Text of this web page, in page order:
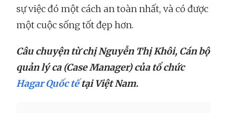
sự việc đó một cách an toàn nhất, và có được
một cuộc sống tốt đẹp hơn.
Câu chuyện từ chị Nguyễn Thị Khôi, Cán bộ
quản lý ca (Case Manager) của tổ chức
Hagar Quốc tếtại Việt Nam.